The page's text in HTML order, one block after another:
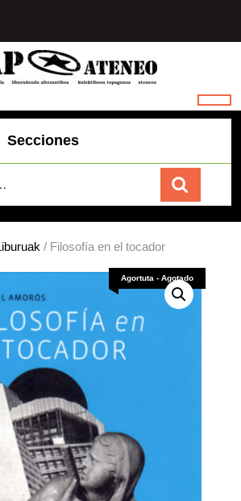
Secciones
Carrito
/ Filosofía en el tocador
Agortuta - Agotado